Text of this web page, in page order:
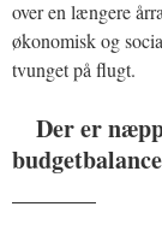
over en længere
økonomisk og
tvunget på flugt.
Der er